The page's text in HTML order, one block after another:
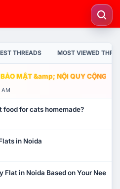
THREADS MOST VIEWED
MẬT &amp; NỘI QUY CỘNG
AM
food for cats homemade?
in Noida
Flat in Noida Based on Your Needs